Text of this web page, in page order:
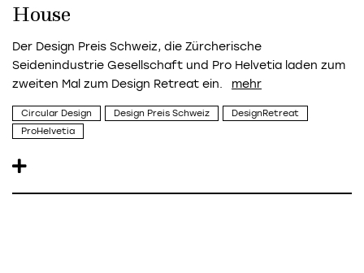
House
Der Design Preis Schweiz, die Zürcherische
Seidenindustrie Gesellschaft und Pro Helvetia laden zum
zweiten Mal zum Design Retreat ein.
Circular Design Design Preis Schweiz
DesignRetreat
ProHelvetia